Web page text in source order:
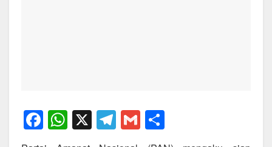
F
a
W
h
X T
el
G
m h